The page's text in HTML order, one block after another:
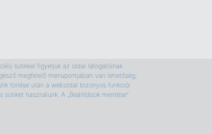
sütikkel figyeljük az oldal látogatóinak
megfelelő menüpontjában van lehetőség,
törlése után a weboldal bizonyos funkciói
használunk. A „Beállítások mentése”